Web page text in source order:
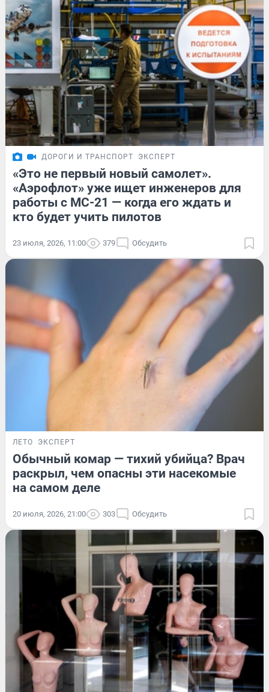
ДОРОГИ И ТРАНСПОРТ ЭКСПЕРТ
«Это не первый новый самолет».
«Аэрофлот» уже ищет инженеров для
работы с МС-21 — когда его ждать и
кто будет учить пилотов
23 июля, 2026, 11:00 379 Обсудить
ЛЕТО ЭКСПЕРТ
Обычный комар — тихий убийца? Врач
раскрыл, чем опасны эти насекомые
на самом деле
20 июля, 2026, 21:00 303 Обсудить